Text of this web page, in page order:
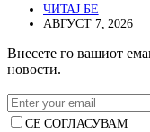
ЧИТАЈ БЕ
АВГУСТ 7, 2026
Внесете го вашиот
новости.
СЕ СОГЛАСУВАМ